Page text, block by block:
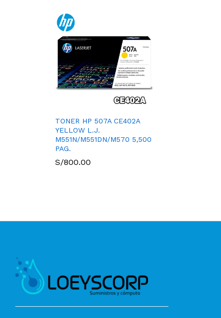
TONER HP 507A CE402A
YELLOW L.J.
M551N/M551DN/M570 5,500
PAG.
S/800.00